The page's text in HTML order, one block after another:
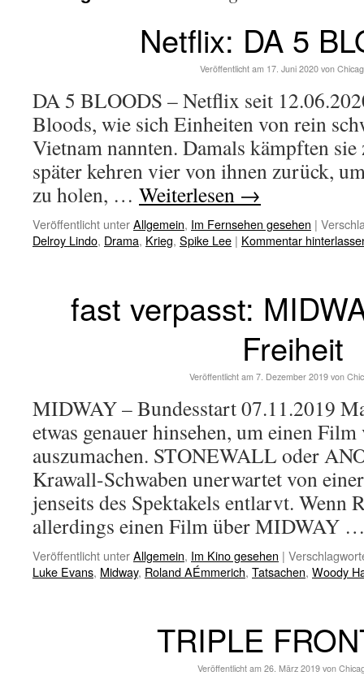
Netflix: DA 5
Veröffentlicht am 17. Juni 2020 von
DA 5 BLOODS – Netflix seit
Bloods, wie sich Einheiten von rein
Vietnam nannten. Damals kämpften
später kehren vier von ihnen zurück,
zu holen, … Weiterlesen →
Veröffentlicht unterAllgemein, Im Fernsehen gesehen |
Delroy Lindo, Drama, Krieg, Spike Lee | Kommentar
fast verpasst:
Freiheit
Veröffentlicht am 7. Dezember 2019 von
MIDWAY – Bundesstart 07.11.2019
etwas genauer hinsehen, um einen
auszumachen. STONEWALL oder
Krawall-Schwaben unerwartet von
jenseits des Spektakels entlarvt. Wenn
allerdings einen Film über MIDWAY
Veröffentlicht unterAllgemein, Im Kino gesehen |
Luke Evans, Midway, Roland AÉmmerich, Tatsachen, Woody
TRIPLE
Veröffentlicht am 26. März 2019 von